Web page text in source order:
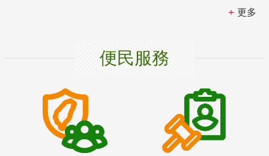
更多
便民服務